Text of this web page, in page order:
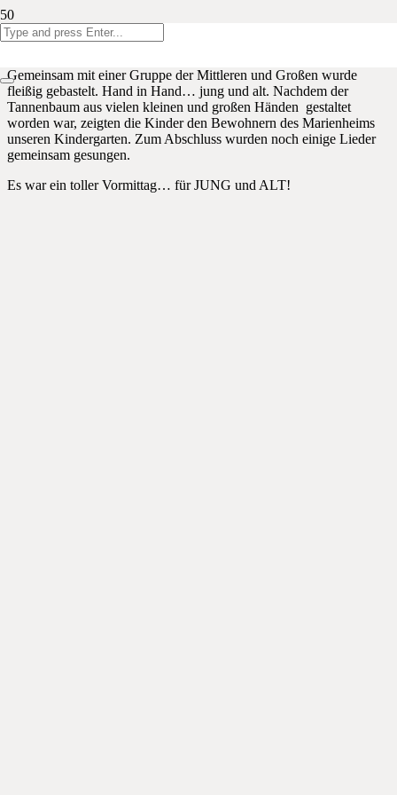
Am Dienstag, 14. November 2023, besuchten uns 6 Bewohner des
Marienheims Raeren mit 2 Begleitpersonen unseren Kindergarten.
Gemeinsam mit einer Gruppe der Mittleren und Großen wurde
fleißig gebastelt. Hand in Hand… jung und alt. Nachdem der
Tannenbaum aus vielen kleinen und großen Händen gestaltet
worden war, zeigten die Kinder den Bewohnern des Marienheims
unseren Kindergarten. Zum Abschluss wurden noch einige Lieder
gemeinsam gesungen.
Es war ein toller Vormittag… für JUNG und ALT!